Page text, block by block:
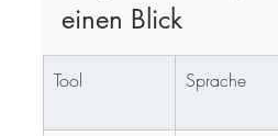
einen Blick
Tool Sprache